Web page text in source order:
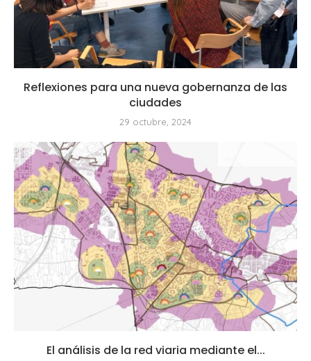
Reflexiones para una nueva gobernanza de las
ciudades
29 octubre, 2024
El análisis de la red viaria mediante el...